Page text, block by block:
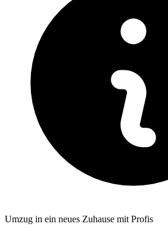
Umzug in ein neues Zuhause mit Profis